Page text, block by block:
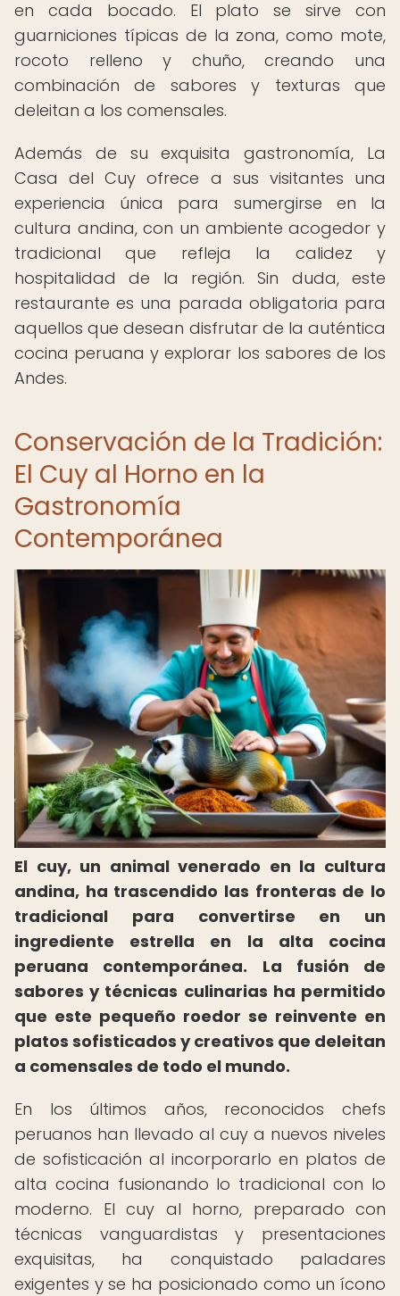
en cada bocado. El plato se sirve con
guarniciones típicas de la zona, como mote,
rocoto relleno y chuño, creando una
combinación de sabores y texturas que
deleitan a los comensales.
Además de su exquisita gastronomía, La
Casa del Cuy ofrece a sus visitantes una
experiencia única para sumergirse en la
cultura andina, con un ambiente acogedor y
tradicional que refleja la calidez y
hospitalidad de la región. Sin duda, este
restaurante es una parada obligatoria para
aquellos que desean disfrutar de la auténtica
cocina peruana y explorar los sabores de los
Andes.
Conservación de la Tradición:
El Cuy al Horno en la
Gastronomía
Contemporánea
El cuy, un animal venerado en la cultura
andina, ha trascendido las fronteras de lo
tradicional para convertirse en un
ingrediente estrella en la alta cocina
peruana contemporánea. La fusión de
sabores y técnicas culinarias ha permitido
que este pequeño roedor se reinvente en
platos sofisticados y creativos que deleitan
a comensales de todo el mundo.
En los últimos años, reconocidos chefs
peruanos han llevado al cuy a nuevos niveles
de sofisticación al incorporarlo en platos de
alta cocina fusionando lo tradicional con lo
moderno. El cuy al horno, preparado con
técnicas vanguardistas y presentaciones
exquisitas, ha conquistado paladares
exigentes y se ha posicionado como un ícono